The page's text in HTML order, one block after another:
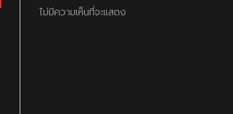
ไม่มีความเห็นที่จะแสดง